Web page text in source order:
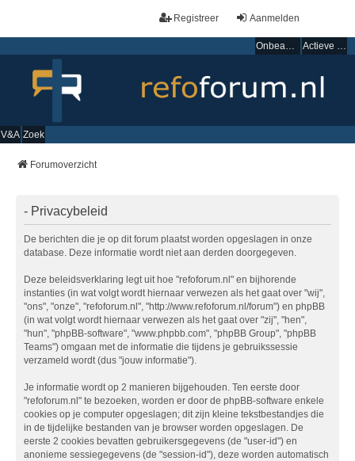
Aanmelden
Registreer
Onbeantwoorde onderwerpen Actieve onderwerpen
V&A Zoek
Forumoverzicht
- Privacybeleid
De berichten die je op dit forum plaatst worden opgeslagen in onze
database. Deze informatie wordt niet aan derden doorgegeven.
Deze beleidsverklaring legt uit hoe "refoforum.nl" en bijhorende
instanties (in wat volgt wordt hiernaar verwezen als het gaat over "wij",
"ons", "onze", "refoforum.nl", "http://www.refoforum.nl/forum") en phpBB
(in wat volgt wordt hiernaar verwezen als het gaat over "zij", "hen",
"hun", "phpBB-software", "www.phpbb.com", "phpBB Group", "phpBB
Teams") omgaan met de informatie die tijdens je gebruikssessie
verzameld wordt (dus "jouw informatie").
Je informatie wordt op 2 manieren bijgehouden. Ten eerste door
"refoforum.nl" te bezoeken, worden er door de phpBB-software enkele
cookies op je computer opgeslagen; dit zijn kleine tekstbestandjes die
in de tijdelijke bestanden van je browser worden opgeslagen. De
eerste 2 cookies bevatten gebruikersgegevens (de "user-id") en
anonieme sessiegegevens (de "session-id"), deze worden automatisch